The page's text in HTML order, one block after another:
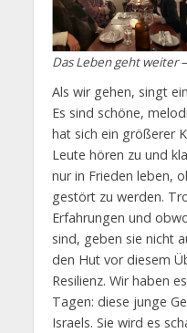
Das Leben geht weiter
Als wir gehen, singt
Es sind schöne,
hat sich ein größerer
Leute hören zu und
nur in Frieden leben,
gestört zu werden.
Erfahrungen und
sind, geben sie nicht
den Hut vor diesem
Resilienz. Wir haben
Tagen: diese junge
Israels. Sie wird es